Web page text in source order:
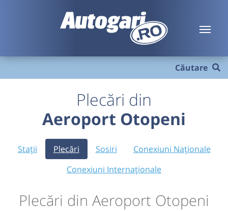
Căutare
Plecări din
Aeroport Otopeni
Stații Plecări Sosiri
Conexiuni Naționale
Conexiuni Internaționale
Plecări din Aeroport Otopeni